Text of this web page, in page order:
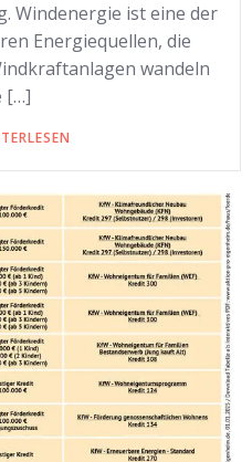
Windenergie ist eine der
Energiequellen, die
wandeln
[…]